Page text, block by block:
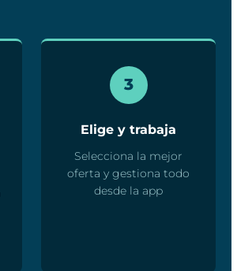
3
Elige y trabaja
Selecciona la mejor
oferta y gestiona todo
desde la app